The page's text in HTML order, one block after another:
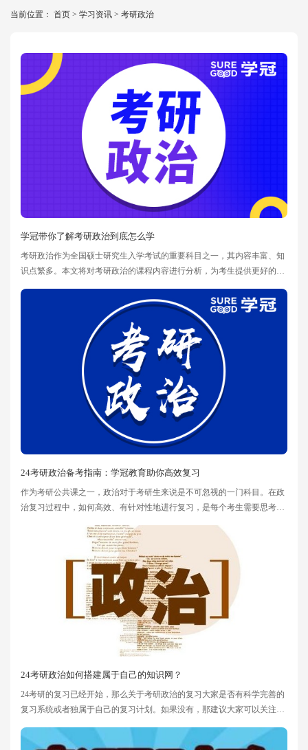
当前位置： 首页 > 学习资讯 > 考研政治
学冠带你了解考研政治到底怎么学
考研政治作为全国硕士研究生入学考试的重要科目之一，其内容丰富、知
识点繁多。本文将对考研政治的课程内容进行分析，为考生提供更好的备
24考研政治备考指南：学冠教育助你高效复习
作为考研公共课之一，政治对于考研生来说是不可忽视的一门科目。在政
治复习过程中，如何高效、有针对性地进行复习，是每个考生需要思考和
24考研政治如何搭建属于自己的知识网？
24考研的复习已经开始，那么关于考研政治的复习大家是否有科学完善的
复习系统或者独属于自己的复习计划。如果没有，那建议大家可以关注学
够要形成自己的知识网络，也就是要学会整体性学习，每一个知识点都是